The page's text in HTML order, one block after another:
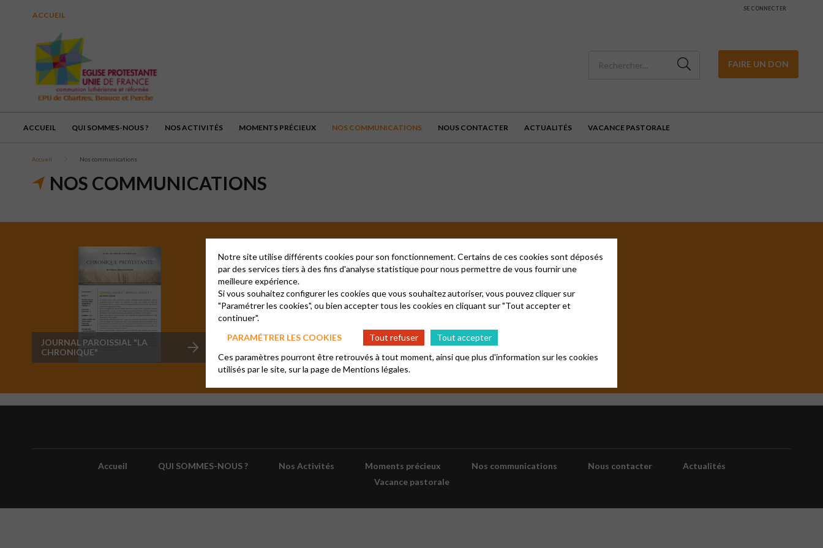
ACCUEIL
SE CONNECTER
FAIRE UN DON
ACCUEIL QUI SOMMES-NOUS ? NOS ACTIVITÉS MOMENTS PRÉCIEUX NOS COMMUNICATIONS NOUS CONTACTER ACTUALITÉS VACANCE PASTORALE
Accueil Nos communications
NOS COMMUNICATIONS
JOURNAL PAROISSIAL "LA
CHRONIQUE"
LIENS UTILES À CONSULTER
Accueil QUI SOMMES-NOUS ? Nos Activités Moments précieux Nos communications Nous contacter
Actualités
Vacance pastorale
Notre site utilise différents cookies pour son fonctionnement. Certains de ces cookies sont déposés
par des services tiers à des fins d'analyse statistique pour nous permettre de vous fournir une
meilleure expérience.
Si vous souhaitez configurer les cookies que vous souhaitez autoriser, vous pouvez cliquer sur
"Paramétrer les cookies", ou bien accepter tous les cookies en cliquant sur "Tout accepter et
continuer".
PARAMÉTRER LES COOKIES
Tout refuser
Tout accepter
Ces paramètres pourront être retrouvés à tout moment, ainsi que plus d'information sur les cookies
utilisés par le site, sur la page deMentions légales.